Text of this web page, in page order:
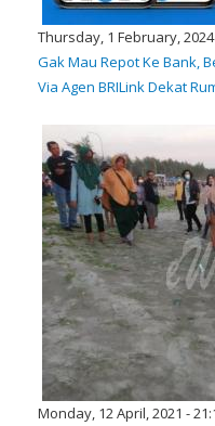
Thursday, 1 February, 2024
Gak Mau Repot Ke Bank,
Via Agen BRILink Dekat
Monday, 12 April, 2021 -